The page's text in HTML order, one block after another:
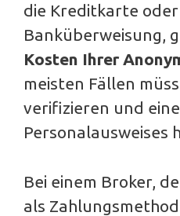
die Kreditkarte oder
Banküberweisung,
Kosten Ihrer
meisten Fällen
verifizieren und
Personalausweises
Bei einem Broker,
als